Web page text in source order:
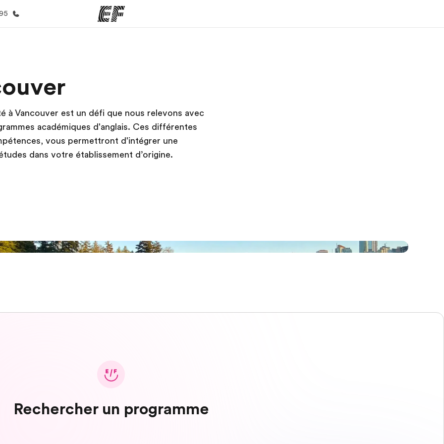
à Vancouver est un défi que nous relevons avec
académiques d'anglais. Ces différentes
vous permettront d'intégrer une
dans votre établissement d’origine.
Rechercher un programme